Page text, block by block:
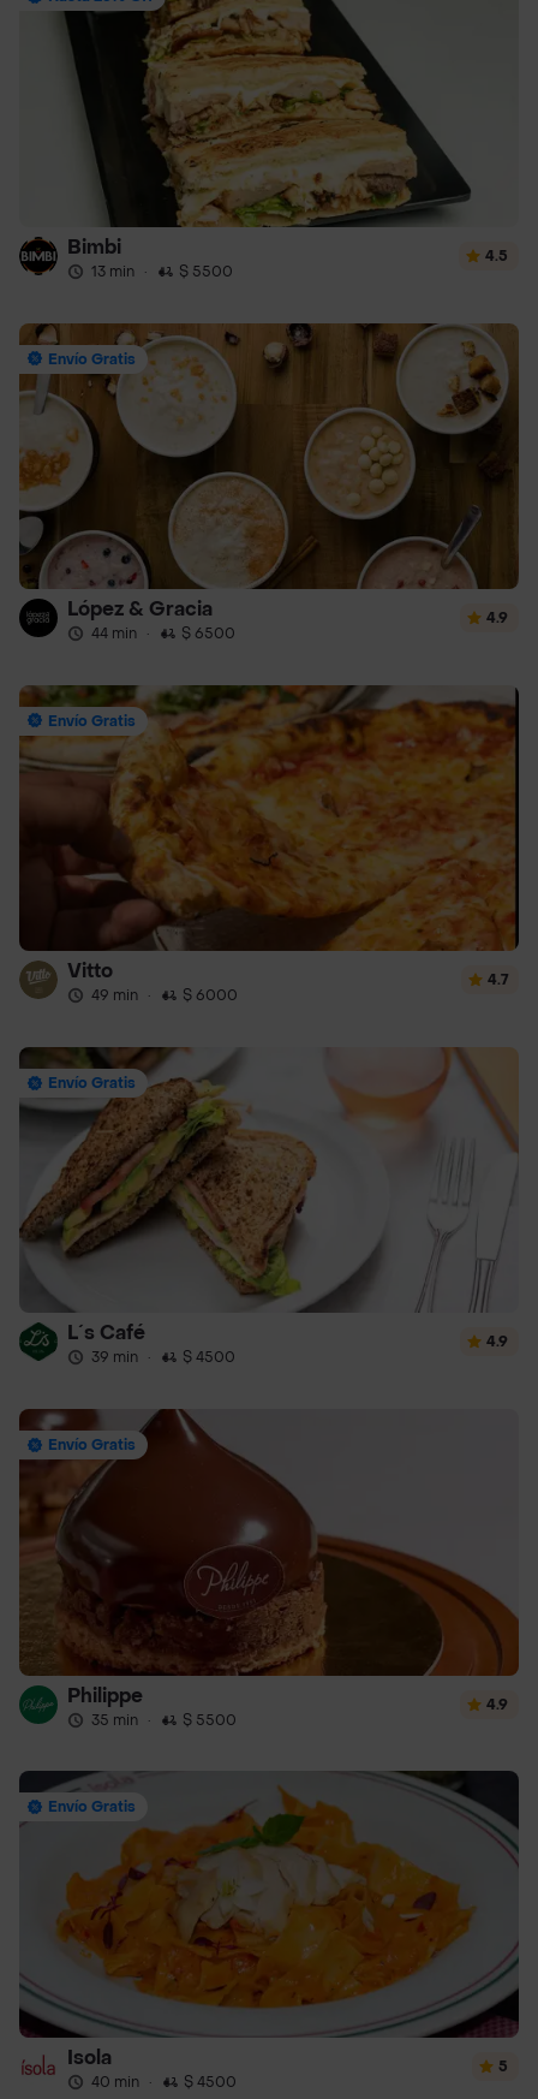
Bimbi
13 min · $ 5500
4.5
Envío Gratis
López & Gracia
44 min · $ 6500
4.9
Envío Gratis
Vitto
49 min · $ 6000
4.7
Envío Gratis
L´s Café
39 min · $ 4500
4.9
Envío Gratis
Philippe
35 min · $ 5500
4.9
Envío Gratis
Isola
40 min · $ 4500
5